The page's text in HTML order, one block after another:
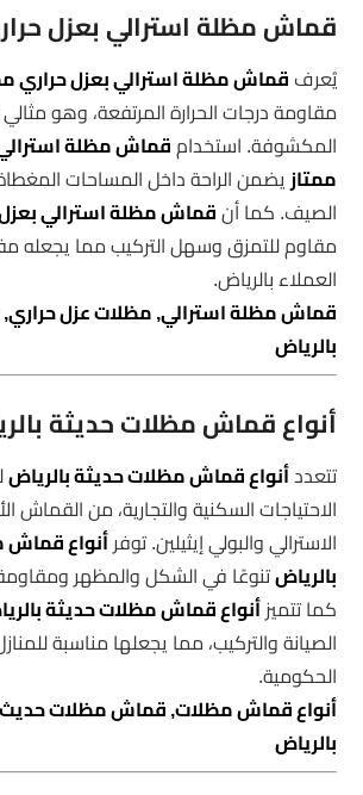
قماش مظلة استرالي بعزل
يُعرفقماش مظلة استرالي بعزل حراري
مقاومة درجات الحرارة المرتفعة، وهو
المكشوفة. استخدامقماش مظلة
ممتاز يضمن الراحة داخل المساحات
الصيف. كما أنقماش مظلة استرالي
مقاوم للتمزق وسهل التركيب مما يجعله
العملاء بالرياض.
قماش مظلة استرالي, مظلات عزل حراري,
بالرياض
أنواع قماش مظلات حديثة
تتعددأنواع قماش مظلات حديثة بالرياض
الاحتياجات السكنية والتجارية، من القماش
الاسترالي والبولي إيثيلين. توفرأنواع
بالرياضتنوعًا في الشكل والمظهر
كما تتميزأنواع قماش مظلات حديثة
الصيانة والتركيب، مما يجعلها مناسبة
الحكومية.
أنواع قماش مظلات, قماش مظلات
بالرياض